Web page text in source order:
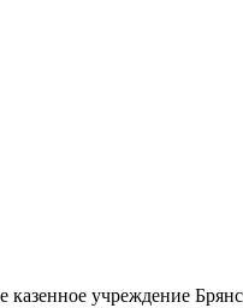
казенное учреждение